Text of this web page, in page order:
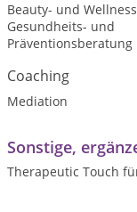
Beauty- und Wellness
Gesundheits- und
Präventionsberatung
Coaching
Mediation
Sonstige,
Therapeutic Touch